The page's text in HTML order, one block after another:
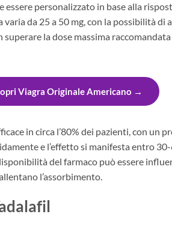
essere personalizzato in base alla
da 25 a 50 mg, con la possibilità di
la dose massima
Viagra Originale Americano →
in circa l’80% dei pazienti, con un
e l’effetto si manifesta entro
del farmaco può essere
l’assorbimento.